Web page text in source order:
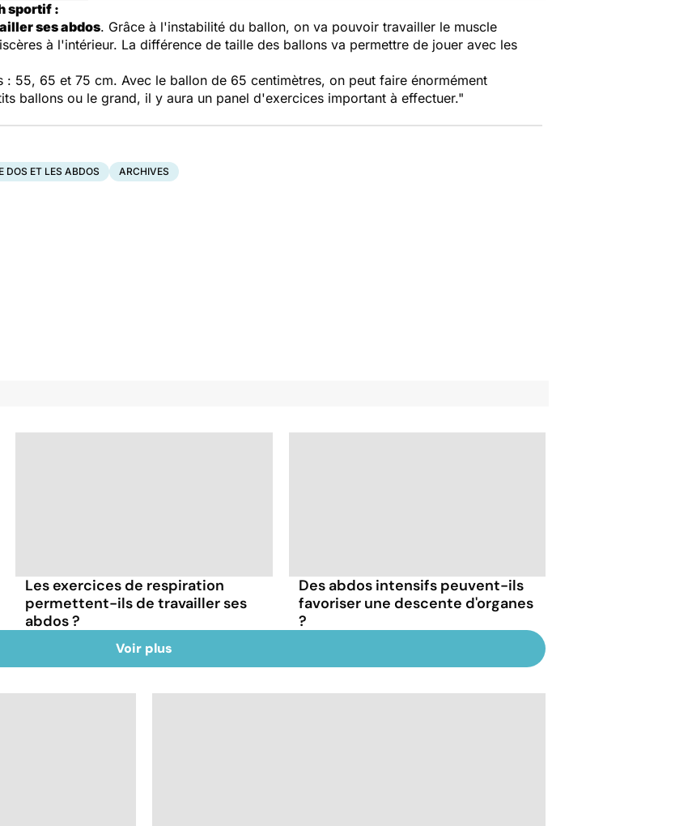
sportif :
ses abdos. Grâce à l'instabilité du ballon, on va pouvoir travailler le muscle
à l'intérieur. La différence de taille des ballons va permettre de jouer avec les
55, 65 et 75 cm. Avec le ballon de 65 centimètres, on peut faire énormément
ballons ou le grand, il y aura un panel d'exercices important à effectuer."
DOS ET LES ABDOS ARCHIVES
Les exercices de respiration
permettent-ils de travailler ses
abdos ?
Des abdos intensifs peuvent-ils
favoriser une descente d'organes
?
Voir plus